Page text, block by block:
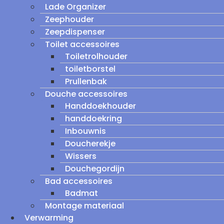
Lade Organizer
Zeephouder
Zeepdispenser
Toilet accessoires
Toiletrolhouder
toiletborstel
Prullenbak
Douche accessoires
Handdoekhouder
handdoekring
Inbouwnis
Doucherekje
Wissers
Douchegordijn
Bad accessoires
Badmat
Montage materiaal
Verwarming